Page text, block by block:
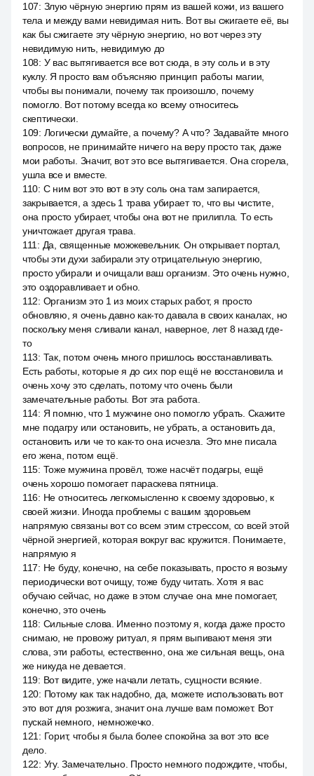
107: Злую чёрную энергию прям из вашей кожи, из вашего
тела и между вами невидимая нить. Вот вы сжигаете её, вы
как бы сжигаете эту чёрную энергию, но вот через эту
невидимую нить, невидимую до
108: У вас вытягивается все вот сюда, в эту соль и в эту
куклу. Я просто вам объясняю принцип работы магии,
чтобы вы понимали, почему так произошло, почему
помогло. Вот потому всегда ко всему относитесь
скептически.
109: Логически думайте, а почему? А что? Задавайте много
вопросов, не принимайте ничего на веру просто так, даже
мои работы. Значит, вот это все вытягивается. Она сгорела,
ушла все и вместе.
110: С ним вот это вот в эту соль она там запирается,
закрывается, а здесь 1 трава убирает то, что вы чистите,
она просто убирает, чтобы она вот не прилипла. То есть
уничтожает другая трава.
111 : Да, священные можжевельник. Он открывает портал,
чтобы эти духи забирали эту отрицательную энергию,
просто убирали и очищали ваш организм. Это очень нужно,
это оздоравливает и обно.
112: Организм это 1 из моих старых работ, я просто
обновляю, я очень давно как-то давала в своих каналах, но
поскольку меня сливали канал, наверное, лет 8 назад где-
то
113: Так, потом очень много пришлось восстанавливать.
Есть работы, которые я до сих пор ещё не восстановила и
очень хочу это сделать, потому что очень были
замечательные работы. Вот эта работа.
114: Я помню, что 1 мужчине оно помогло убрать. Скажите
мне подагру или остановить, не убрать, а остановить да,
остановить или че то как-то она исчезла. Это мне писала
его жена, потом ещё.
115: Тоже мужчина провёл, тоже насчёт подагры, ещё
очень хорошо помогает параскева пятница.
116: Не относитесь легкомысленно к своему здоровью, к
своей жизни. Иногда проблемы с вашим здоровьем
напрямую связаны вот со всем этим стрессом, со всей этой
чёрной энергией, которая вокруг вас кружится. Понимаете,
напрямую я
117: Не буду, конечно, на себе показывать, просто я возьму
периодически вот очищу, тоже буду читать. Хотя я вас
обучаю сейчас, но даже в этом случае она мне помогает,
конечно, это очень
118: Сильные слова. Именно поэтому я, когда даже просто
снимаю, не провожу ритуал, я прям выпивают меня эти
слова, эти работы, естественно, она же сильная вещь, она
же никуда не девается.
119: Вот видите, уже начали летать, сущности всякие.
120: Потому как так надобно, да, можете использовать вот
это вот для розжига, значит она лучше вам поможет. Вот
пускай немного, немножечко.
121 : Горит, чтобы я была более спокойна за вот это все
дело.
122: Угу. Замечательно. Просто немного подождите, чтобы,